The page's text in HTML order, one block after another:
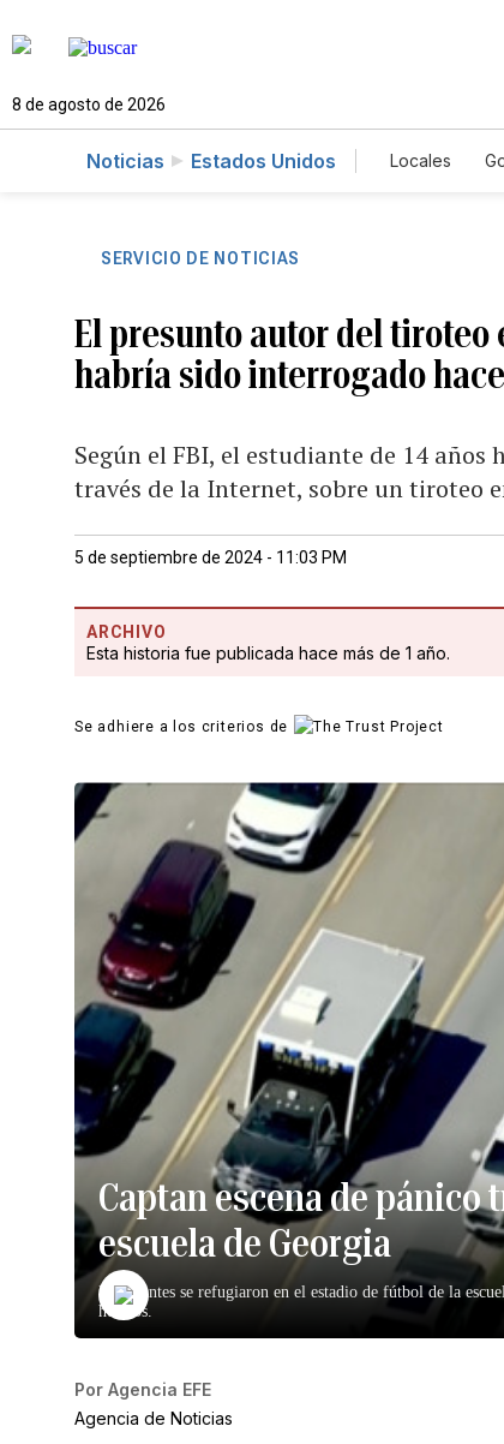
8 de agosto de 2026
Noticias Estados Unidos Locales
SERVICIO DE NOTICIAS
El presunto autor del tiroteo
habría sido interrogado
Según el FBI, el estudiante de 14
través de la Internet, sobre un tiroteo
5 de septiembre de 2024 - 11:03 PM
ARCHIVO
Esta historia fue publicada hace más de 1 año.
Se adhiere a los criterios de
Captan escena de
escuela de Georgia
Estudiantes se refugiaron en el estadio de fútbol de la
heridos.
Por Agencia EFE
Agencia de Noticias